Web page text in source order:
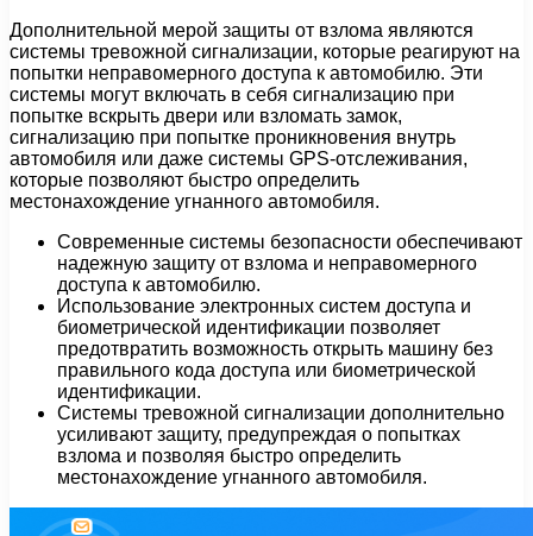
Дополнительной мерой защиты от взлома являются
системы тревожной сигнализации, которые реагируют на
попытки неправомерного доступа к автомобилю. Эти
системы могут включать в себя сигнализацию при
попытке вскрыть двери или взломать замок,
сигнализацию при попытке проникновения внутрь
автомобиля или даже системы GPS-отслеживания,
которые позволяют быстро определить
местонахождение угнанного автомобиля.
Современные системы безопасности обеспечивают
надежную защиту от взлома и неправомерного
доступа к автомобилю.
Использование электронных систем доступа и
биометрической идентификации позволяет
предотвратить возможность открыть машину без
правильного кода доступа или биометрической
идентификации.
Системы тревожной сигнализации дополнительно
усиливают защиту, предупреждая о попытках
взлома и позволяя быстро определить
местонахождение угнанного автомобиля.